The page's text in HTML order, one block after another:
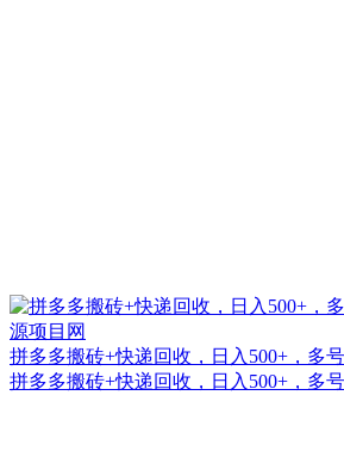
拼多多搬砖+快递回收，日入500+，多
拼多多搬砖+快递回收，日入500+，多